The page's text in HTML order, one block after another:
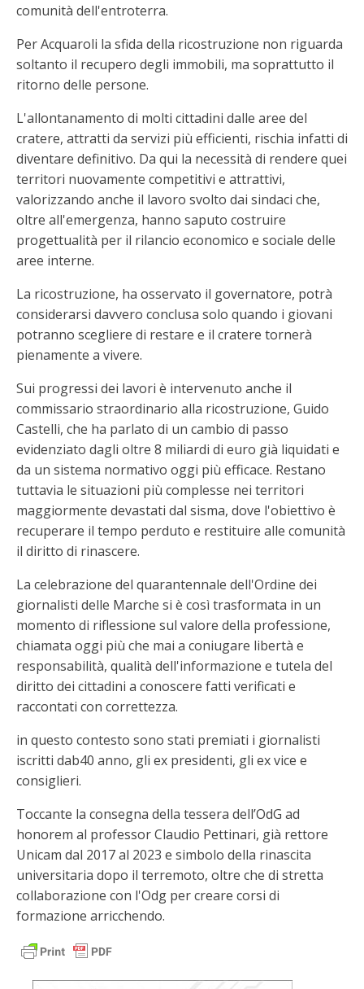
comunità dell'entroterra.
Per Acquaroli la sfida della ricostruzione non riguarda
soltanto il recupero degli immobili, ma soprattutto il
ritorno delle persone.
L'allontanamento di molti cittadini dalle aree del
cratere, attratti da servizi più efficienti, rischia infatti di
diventare definitivo. Da qui la necessità di rendere quei
territori nuovamente competitivi e attrattivi,
valorizzando anche il lavoro svolto dai sindaci che,
oltre all'emergenza, hanno saputo costruire
progettualità per il rilancio economico e sociale delle
aree interne.
La ricostruzione, ha osservato il governatore, potrà
considerarsi davvero conclusa solo quando i giovani
potranno scegliere di restare e il cratere tornerà
pienamente a vivere.
Sui progressi dei lavori è intervenuto anche il
commissario straordinario alla ricostruzione, Guido
Castelli, che ha parlato di un cambio di passo
evidenziato dagli oltre 8 miliardi di euro già liquidati e
da un sistema normativo oggi più efficace. Restano
tuttavia le situazioni più complesse nei territori
maggiormente devastati dal sisma, dove l'obiettivo è
recuperare il tempo perduto e restituire alle comunità
il diritto di rinascere.
La celebrazione del quarantennale dell'Ordine dei
giornalisti delle Marche si è così trasformata in un
momento di riflessione sul valore della professione,
chiamata oggi più che mai a coniugare libertà e
responsabilità, qualità dell'informazione e tutela del
diritto dei cittadini a conoscere fatti verificati e
raccontati con correttezza.
in questo contesto sono stati premiati i giornalisti
iscritti dab40 anno, gli ex presidenti, gli ex vice e
consiglieri.
Toccante la consegna della tessera dell’OdG ad
honorem al professor Claudio Pettinari, già rettore
Unicam dal 2017 al 2023 e simbolo della rinascita
universitaria dopo il terremoto, oltre che di stretta
collaborazione con l'Odg per creare corsi di
formazione arricchendo.